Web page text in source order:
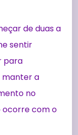
de duas a
sentir
para
manter a
no
ocorre com o